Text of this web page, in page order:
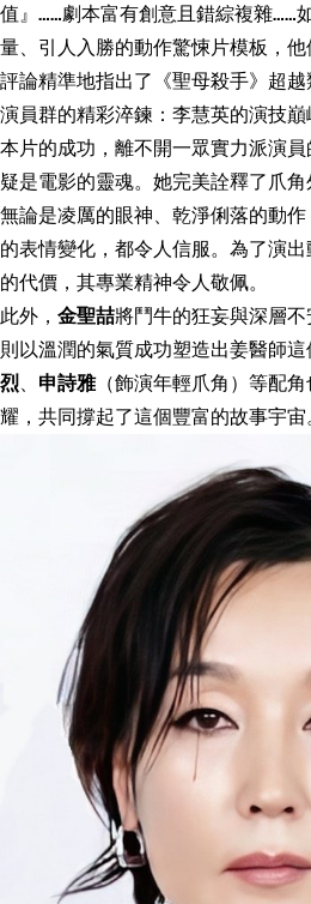
值』……劇本富有創意且錯綜複雜……
量、引人入勝的動作驚悚片模板，
評論精準地指出了《聖母殺手》超越
演員群的精彩淬鍊：李慧英的演技巔
本片的成功，離不開一眾實力派演
疑是電影的靈魂。她完美詮釋了爪角
無論是凌厲的眼神、乾淨俐落的動
的表情變化，都令人信服。為了演
的代價，其專業精神令人敬佩。
此外， 金聖喆將鬥牛的狂妄與深層不
則以溫潤的氣質成功塑造出姜醫師
烈
申詩雅（飾演年輕爪角）等配
耀，共同撐起了這個豐富的故事宇宙